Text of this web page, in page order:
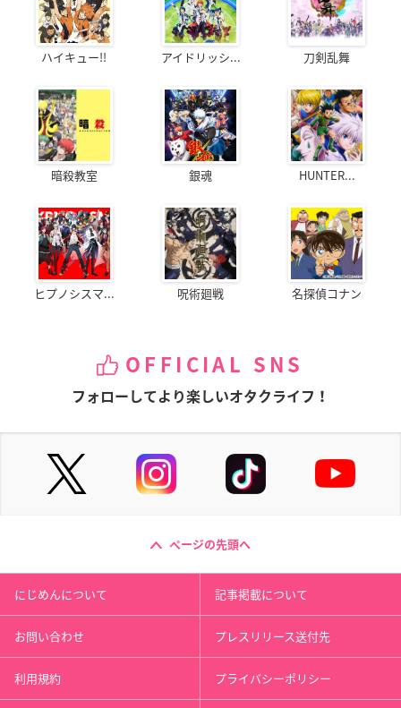
ハイキュー!! アイドリッシ... 刀剣乱舞
暗殺教室 銀魂 HUNTER...
ヒプノシスマ... 呪術廻戦 名探偵コナン
OFFICIAL SNS
フォローしてより楽しいオタクライフ！
ページの先頭へ
にじめんについて 記事掲載について
お問い合わせ プレスリリース送付先
利用規約 プライバシーポリシー